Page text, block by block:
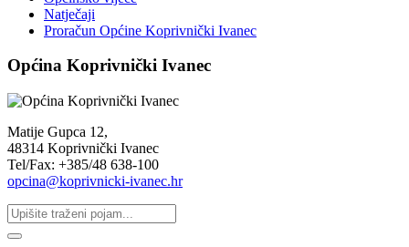
Natječaji
Proračun Općine Koprivnički Ivanec
Općina Koprivnički Ivanec
Matije Gupca 12,
48314 Koprivnički Ivanec
Tel/Fax: +385/48 638-100
opcina@koprivnicki-ivanec.hr